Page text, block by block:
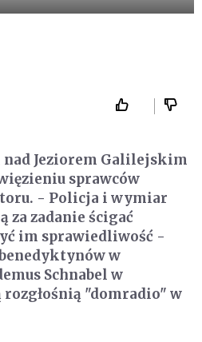
Jeziorem Galilejskim
sprawców
- Policja i wymiar
za zadanie ścigać
im sprawiedliwość -
w
Schnabel w
"domradio" w